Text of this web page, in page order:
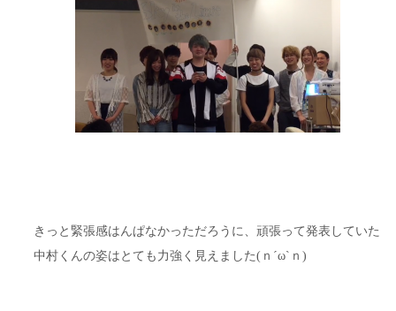
きっと緊張感はんぱなかっただろうに、頑張って発表していた
中村くんの姿はとても力強く見えました(ｎ´ω`ｎ)